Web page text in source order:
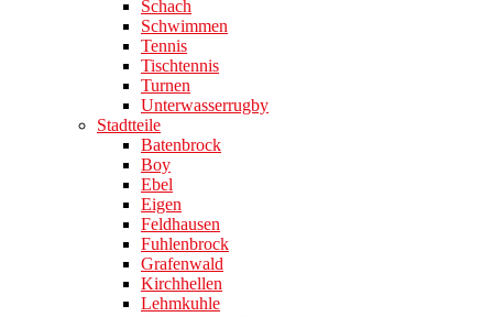
Schach
Schwimmen
Tennis
Tischtennis
Turnen
Unterwasserrugby
Stadtteile
Batenbrock
Boy
Ebel
Eigen
Feldhausen
Fuhlenbrock
Grafenwald
Kirchhellen
Lehmkuhle